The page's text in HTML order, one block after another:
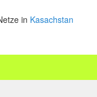
in Kasachstan